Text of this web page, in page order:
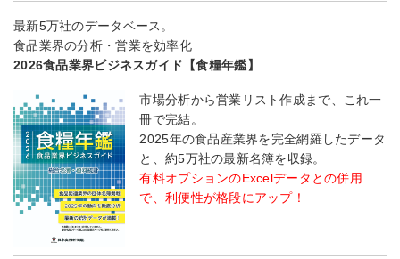
最新5万社のデータベース。
食品業界の分析・営業を効率化
2026食品業界ビジネスガイド【食糧年鑑】
市場分析から営業リスト作成まで、これ一
冊で完結。
2025年の食品産業界を完全網羅したデータ
と、約5万社の最新名簿を収録。
有料オプションのExcelデータとの併用
で、利便性が格段にアップ！